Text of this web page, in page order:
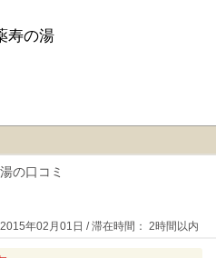
寿の湯
の口コミ
年02月01日 / 滞在時間： 2時間以内